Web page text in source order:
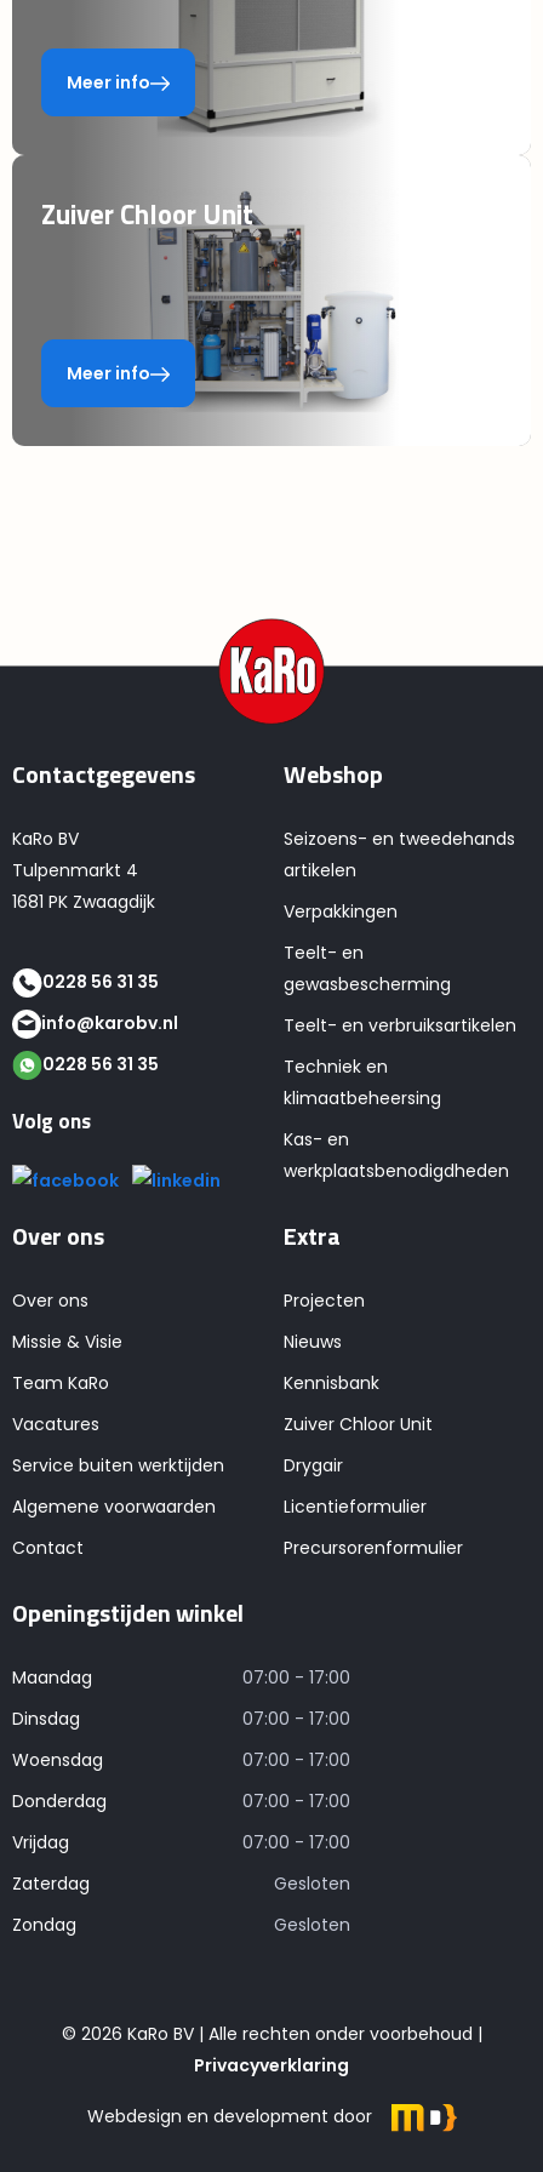
Meer info
Zuiver Chloor Unit
Meer info
Contactgegevens
KaRo BV
Tulpenmarkt 4
1681 PK Zwaagdijk
0228 56 31 35
info@karobv.nl
0228 56 31 35
Volg ons
Webshop
Seizoens- en tweedehands
artikelen
Verpakkingen
Teelt- en
gewasbescherming
Teelt- en verbruiksartikelen
Techniek en
klimaatbeheersing
Kas- en
werkplaatsbenodigdheden
Over ons
Over ons
Missie & Visie
Team KaRo
Vacatures
Service buiten werktijden
Algemene voorwaarden
Contact
Extra
Projecten
Nieuws
Kennisbank
Zuiver Chloor Unit
Drygair
Licentieformulier
Precursorenformulier
Openingstijden winkel
Maandag
07:00 - 17:00
Dinsdag
07:00 - 17:00
Woensdag
07:00 - 17:00
Donderdag
07:00 - 17:00
Vrijdag
07:00 - 17:00
Zaterdag
Gesloten
Zondag
Gesloten
© 2026 KaRo BV | Alle rechten onder voorbehoud |
Privacyverklaring
Webdesign en development door